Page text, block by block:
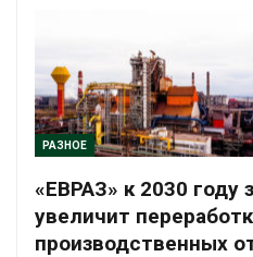
РАЗНОЕ
«ЕВРАЗ» к 2030 году
увеличит
производственных